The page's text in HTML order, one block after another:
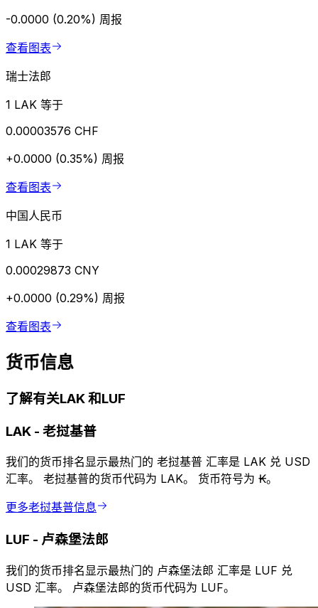
-0.0000 (0.20%) 周报
查看图表
瑞士法郎
1 LAK 等于
0.00003576 CHF
+0.0000 (0.35%) 周报
查看图表
中国人民币
1 LAK 等于
0.00029873 CNY
+0.0000 (0.29%) 周报
查看图表
货币信息
了解有关LAK 和LUF
LAK - 老挝基普
我们的货币排名显示最热门的 老挝基普 汇率是 LAK 兑 USD
汇率。 老挝基普的货币代码为 LAK。 货币符号为 ₭。
更多老挝基普信息
LUF - 卢森堡法郎
我们的货币排名显示最热门的 卢森堡法郎 汇率是 LUF 兑
USD 汇率。 卢森堡法郎的货币代码为 LUF。